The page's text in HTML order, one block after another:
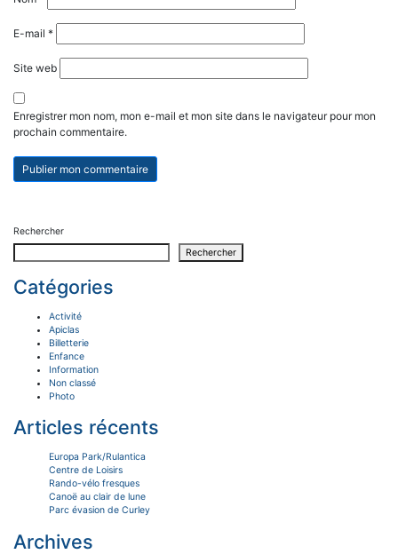
E-mail *
Site web
Enregistrer mon nom, mon e-mail et mon site dans le navigateur pour mon
prochain commentaire.
Rechercher
Rechercher
Catégories
Activité
Apiclas
Billetterie
Enfance
Information
Non classé
Photo
Articles récents
Europa Park/Rulantica
Centre de Loisirs
Rando-vélo fresques
Canoë au clair de lune
Parc évasion de Curley
Archives